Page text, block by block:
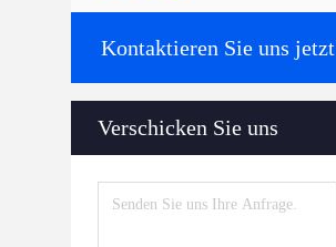
Kontaktieren Sie uns jetzt
Verschicken Sie uns